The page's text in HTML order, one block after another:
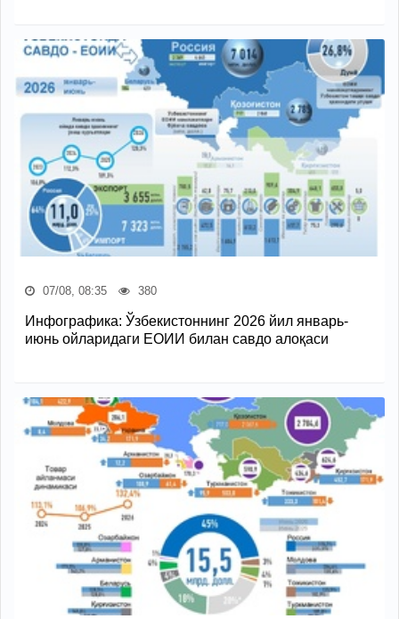
07/08, 08:35 380
Инфографика: Ўзбекистоннинг 2026 йил январь-
июнь ойларидаги ЕОИИ билан савдо алоқаси